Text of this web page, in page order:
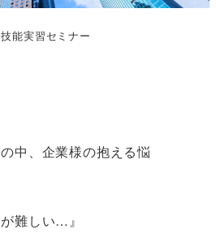
能実習セミナー
中、企業様の抱える悩
難しい…』